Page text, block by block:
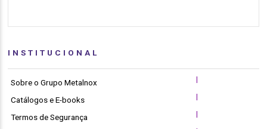
INSTITUCIONAL
Sobre o Grupo Metalnox
Catálogos e E-books
Termos de Segurança